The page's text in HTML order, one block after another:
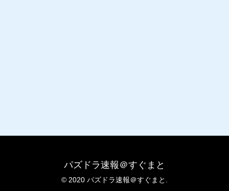
パズドラ速報＠すぐまと
© 2020 パズドラ速報＠すぐまと.